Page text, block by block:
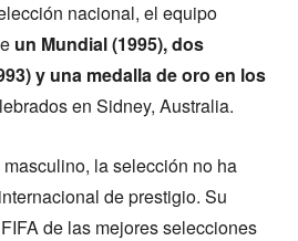
nacional, el equipo
un Mundial (1995), dos
y una medalla de oro en los
en Sidney, Australia.
la selección no ha
de prestigio. Su
de las mejores selecciones